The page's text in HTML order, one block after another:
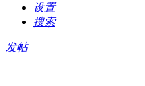
设置
搜索
发帖